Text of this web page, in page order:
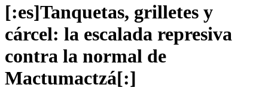
[:es]Tanquetas, grilletes y
cárcel: la escalada represiva
contra la normal de
Mactumactzá[:]